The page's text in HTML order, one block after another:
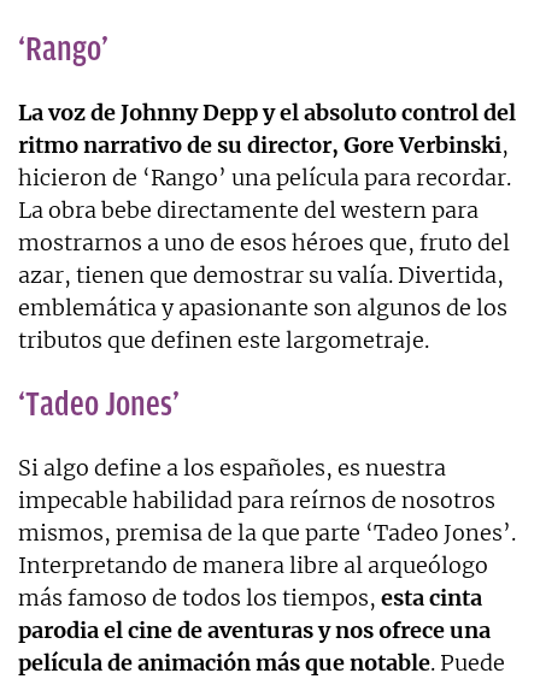
‘Rango’
La voz de Johnny Depp y el absoluto control del
ritmo narrativo de su director, Gore Verbinski,
hicieron de ‘Rango’ una película para recordar.
La obra bebe directamente del western para
mostrarnos a uno de esos héroes que, fruto del
azar, tienen que demostrar su valía. Divertida,
emblemática y apasionante son algunos de los
tributos que definen este largometraje.
‘Tadeo Jones’
Si algo define a los españoles, es nuestra
impecable habilidad para reírnos de nosotros
mismos, premisa de la que parte ‘Tadeo Jones’.
Interpretando de manera libre al arqueólogo
más famoso de todos los tiempos, esta cinta
parodia el cine de aventuras y nos ofrece una
película de animación más que notable. Puede